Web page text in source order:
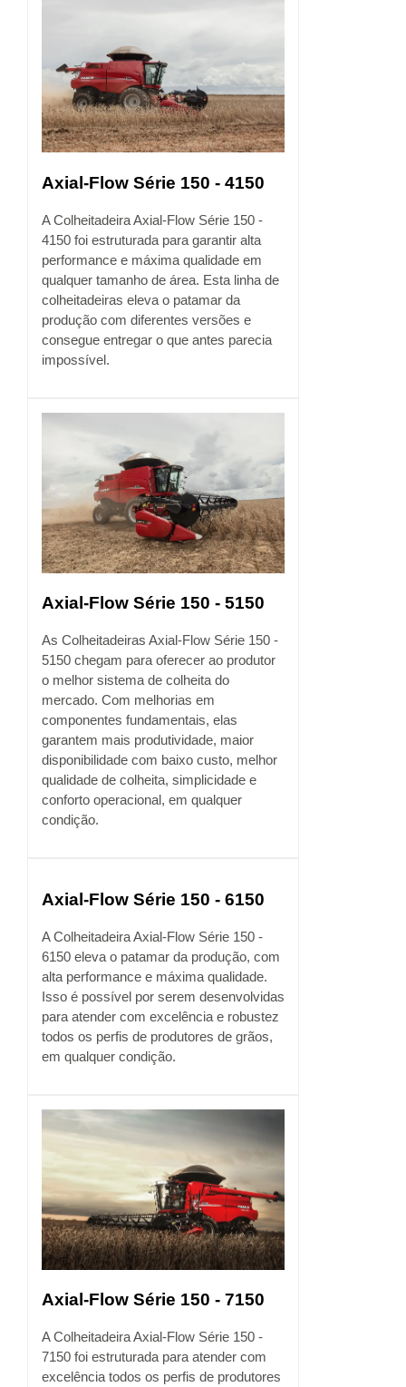
Axial-Flow Série 150 - 4150
A Colheitadeira Axial-Flow Série 150 -
4150 foi estruturada para garantir alta
performance e máxima qualidade em
qualquer tamanho de área. Esta linha de
colheitadeiras eleva o patamar da
produção com diferentes versões e
consegue entregar o que antes parecia
impossível.
Axial-Flow Série 150 - 5150
As Colheitadeiras Axial-Flow Série 150 -
5150 chegam para oferecer ao produtor
o melhor sistema de colheita do
mercado. Com melhorias em
componentes fundamentais, elas
garantem mais produtividade, maior
disponibilidade com baixo custo, melhor
qualidade de colheita, simplicidade e
conforto operacional, em qualquer
condição.
Axial-Flow Série 150 - 6150
A Colheitadeira Axial-Flow Série 150 -
6150 eleva o patamar da produção, com
alta performance e máxima qualidade.
Isso é possível por serem desenvolvidas
para atender com excelência e robustez
todos os perfis de produtores de grãos,
em qualquer condição.
Axial-Flow Série 150 - 7150
A Colheitadeira Axial-Flow Série 150 -
7150 foi estruturada para atender com
excelência todos os perfis de produtores